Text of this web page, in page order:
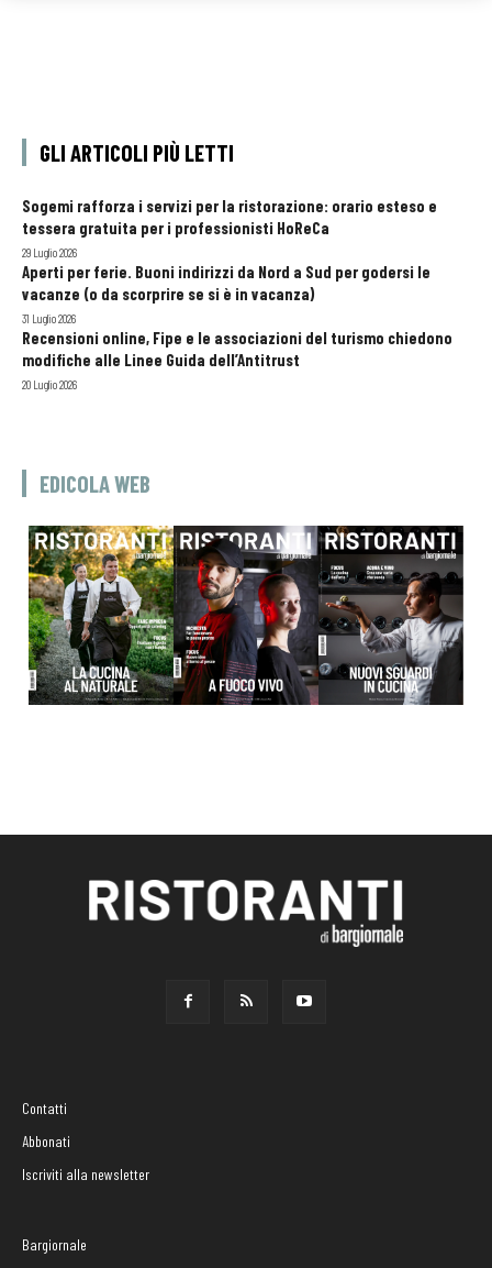
GLI ARTICOLI PIÙ LETTI
Sogemi rafforza i servizi per la ristorazione: orario esteso e
tessera gratuita per i professionisti HoReCa
29 Luglio 2026
Aperti per ferie. Buoni indirizzi da Nord a Sud per godersi le
vacanze (o da scorprire se si è in vacanza)
31 Luglio 2026
Recensioni online, Fipe e le associazioni del turismo chiedono
modifiche alle Linee Guida dell’Antitrust
20 Luglio 2026
EDICOLA WEB
Contatti
Abbonati
Iscriviti alla newsletter
Bargiornale